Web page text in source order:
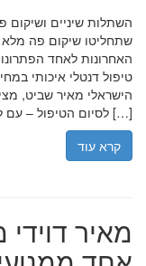
שתחליטו שיקום פה מלא
האחרונות לאחד
טיפול דנטלי איכותי
הישראלי מאיר שביט,
לסיום הטיפול – עם ליווי מלא בעברית […]
קרא עוד
מאיר